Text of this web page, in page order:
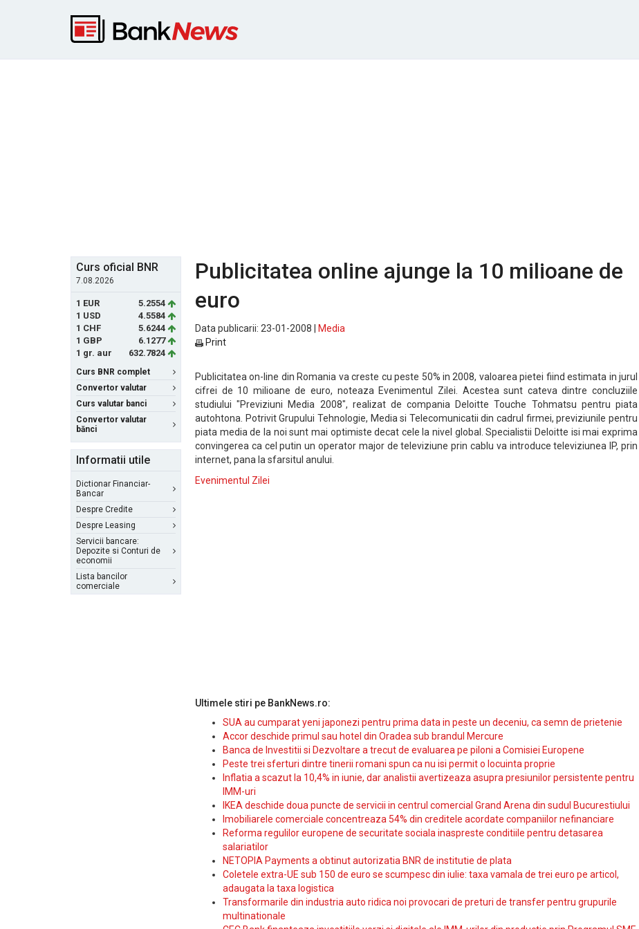
Curs oficial BNR
7.08.2026
1 EUR
5.2554
1 USD
4.5584
1 CHF
5.6244
1 GBP
6.1277
1 gr. aur
632.7824
Curs BNR complet
Convertor valutar
Curs valutar banci
Convertor valutar
bănci
Informatii utile
Dictionar Financiar-
Bancar
Despre Credite
Despre Leasing
Servicii bancare:
Depozite si Conturi de
economii
Lista bancilor
comerciale
Publicitatea online ajunge la 10 milioane de
euro
Data publicarii: 23-01-2008 |
Media
Print
Publicitatea on-line din Romania va creste cu peste 50% in 2008, valoarea pietei fiind estimata in jurul
cifrei de 10 milioane de euro, noteaza Evenimentul Zilei. Acestea sunt cateva dintre concluziile
studiului "Previziuni Media 2008", realizat de compania Deloitte Touche Tohmatsu pentru piata
autohtona. Potrivit Grupului Tehnologie, Media si Telecomunicatii din cadrul firmei, previziunile pentru
piata media de la noi sunt mai optimiste decat cele la nivel global. Specialistii Deloitte isi mai exprima
convingerea ca cel putin un operator major de televiziune prin cablu va introduce televiziunea IP, prin
internet, pana la sfarsitul anului.
Evenimentul Zilei
Ultimele stiri pe BankNews.ro:
SUA au cumparat yeni japonezi pentru prima data in peste un deceniu, ca semn de prietenie
Accor deschide primul sau hotel din Oradea sub brandul Mercure
Banca de Investitii si Dezvoltare a trecut de evaluarea pe piloni a Comisiei Europene
Peste trei sferturi dintre tinerii romani spun ca nu isi permit o locuinta proprie
Inflatia a scazut la 10,4% in iunie, dar analistii avertizeaza asupra presiunilor persistente pentru
IMM-uri
IKEA deschide doua puncte de servicii in centrul comercial Grand Arena din sudul Bucurestiului
Imobiliarele comerciale concentreaza 54% din creditele acordate companiilor nefinanciare
Reforma regulilor europene de securitate sociala inaspreste conditiile pentru detasarea
salariatilor
NETOPIA Payments a obtinut autorizatia BNR de institutie de plata
Coletele extra-UE sub 150 de euro se scumpesc din iulie: taxa vamala de trei euro pe articol,
adaugata la taxa logistica
Transformarile din industria auto ridica noi provocari de preturi de transfer pentru grupurile
multinationale